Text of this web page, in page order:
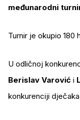
međunarodni
Turnir je okupio 180
U odličnoj
Berislav Varović i
konkurenciji